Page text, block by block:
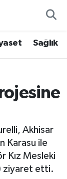
Sağlık
Akhisar
Karasu ile
Kız Mesleki
ziyaret etti.